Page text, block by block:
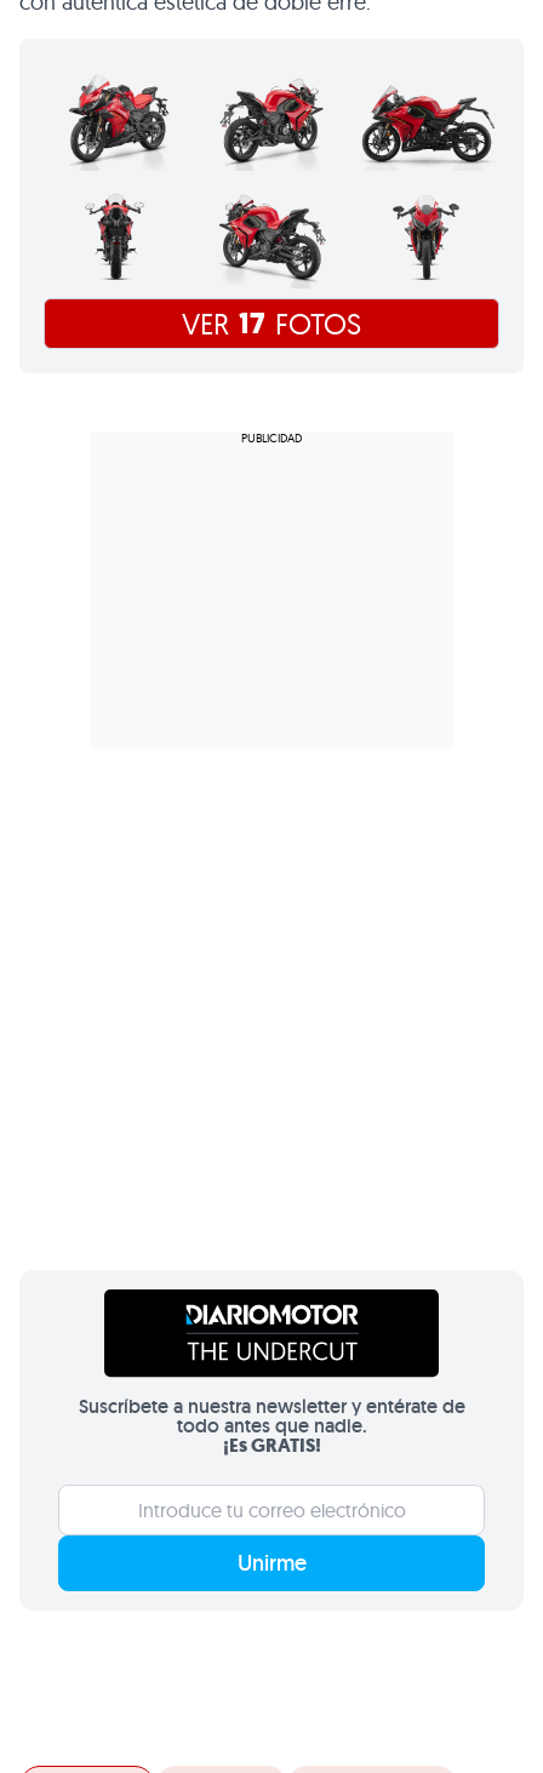
VER 17 FOTOS
Suscríbete a nuestra newsletter y entérate de
todo antes que nadie.
¡Es GRATIS!
Unirme